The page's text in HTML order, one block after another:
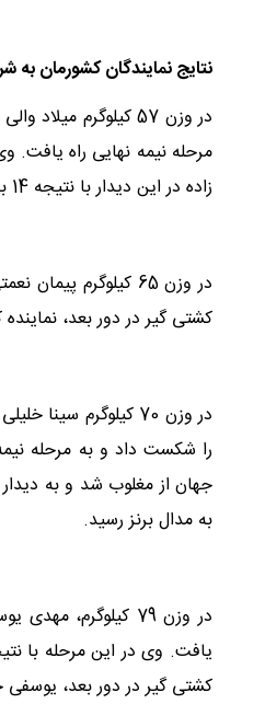
نتایج نمایندگان کشورمان به
زاده در این دیدار با نتیجه 14 بر 3 مونخ اردن باتخویاگ از مغولستان را از پیش رو برداشت و به مدال طلا دست یافت.
کشتی گیر در دور بعد،
به مدال برنز رسید.
کشتی گیر در دور بعد،